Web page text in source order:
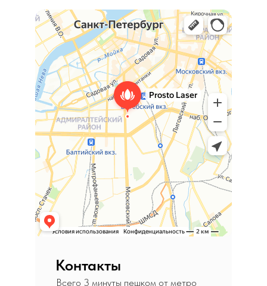
Prosto Laser
Лазерная эпиляция в Санкт‑Петербурге
Салон красоты в Санкт‑Петербурге
Контакты
Всего 3 минуты пешком от метро